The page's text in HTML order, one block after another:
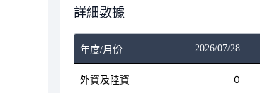
詳細數據
年度/月份
2026/07/27 2026/07/28
外資及陸資
0 0